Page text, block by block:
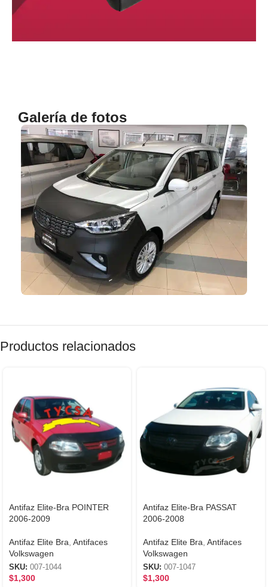
Galería de fotos
Productos relacionados
Antifaz Elite-Bra POINTER
2006-2009
Antifaz Elite Bra Antifaces
Volkswagen
SKU: 007-1044
$1,300
Antifaz Elite-Bra PASSAT
2006-2008
Antifaz Elite Bra Antifaces
Volkswagen
SKU: 007-1047
$1,300